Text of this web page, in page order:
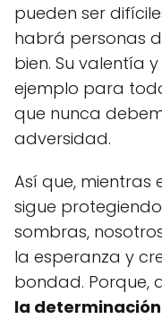
pueden ser
habrá personas
bien. Su valentía
ejemplo para
que nunca
adversidad.
Así que, mientras
sigue
sombras,
la esperanza y
bondad. Porque,
la determinación